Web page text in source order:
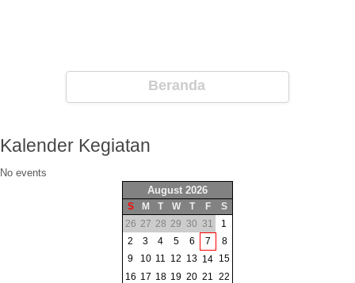
Beranda
Kalender Kegiatan
No events
August 2026
S M T W T F
S
26 27 28 29 30 31
1
2
3 4 5 6 7
8
9
10 11 12 13 14 15
16 17 18 19 20 21 22